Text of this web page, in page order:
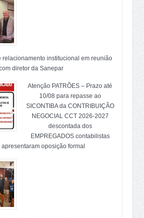
relacionamento institucional em reunião
diretor da Sanepar
Atenção PATRÕES – Prazo até
10/08 para repasse ao
SICONTIBA da CONTRIBUIÇÃO
NEGOCIAL CCT 2026-2027
descontada dos
EMPREGADOS contabilistas
oposição formal